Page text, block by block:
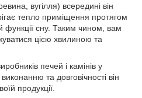
вугілля) всередині він
тепло приміщення протягом
функції сну. Таким чином, вам
цією хвилиною та
печей і камінів у
та довговічності він
продукції.